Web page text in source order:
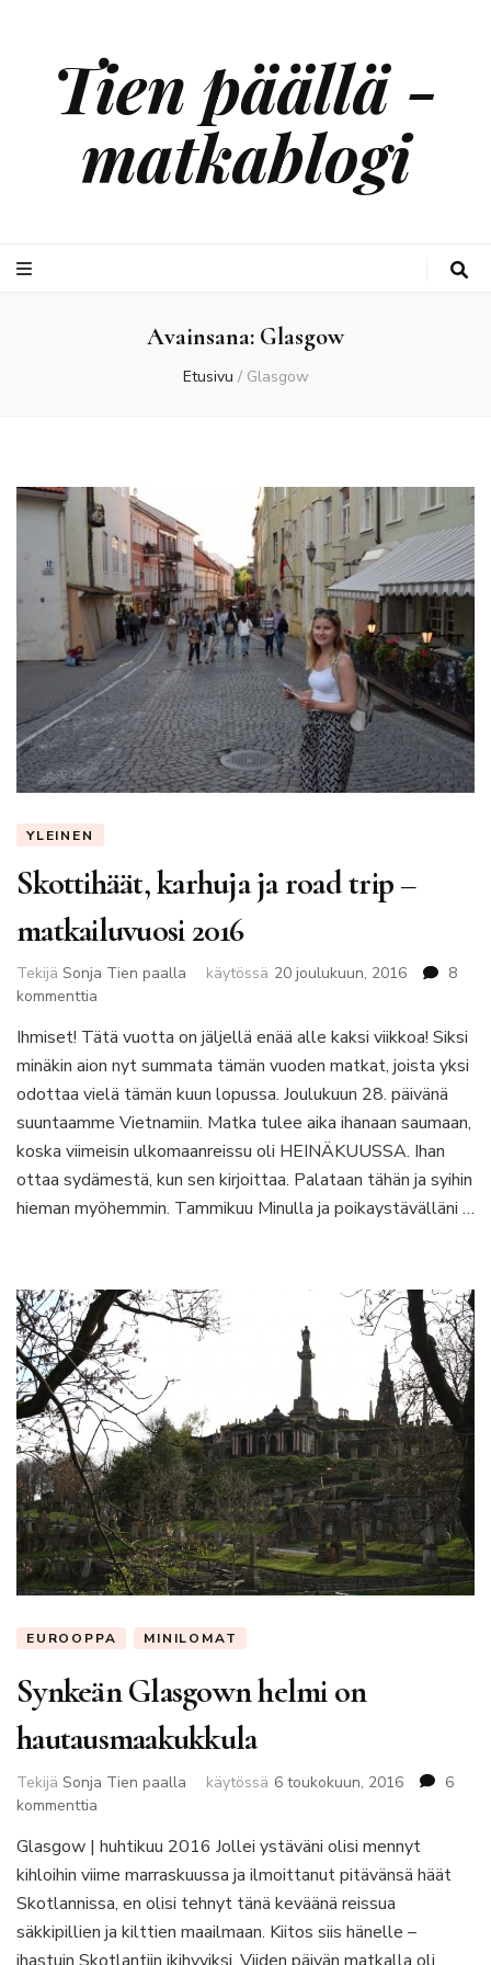
Tien päällä -
matkablogi
Avainsana: Glasgow
Etusivu / Glasgow
YLEINEN
Skottihäät, karhuja ja road trip –
matkailuvuosi 2016
Tekijä Sonja Tien paalla käytössä 20 joulukuun, 2016
8
kommenttia
karhuja
ja
road
–
matkailuvuosi
2016
Ihmiset! Tätä vuotta on jäljellä enää alle kaksi viikkoa! Siksi
minäkin aion nyt summata tämän vuoden matkat, joista yksi
odottaa vielä tämän kuun lopussa. Joulukuun 28. päivänä
suuntaamme Vietnamiin. Matka tulee aika ihanaan saumaan,
koska viimeisin ulkomaanreissu oli HEINÄKUUSSA. Ihan
ottaa sydämestä, kun sen kirjoittaa. Palataan tähän ja syihin
hieman myöhemmin. Tammikuu Minulla ja poikaystävälläni …
EUROOPPA MINILOMAT
Synkeän Glasgown helmi on
hautausmaakukkula
Tekijä Sonja Tien paalla käytössä 6 toukokuun, 2016
6
kommenttia
Glasgown
helmi
on
hautausmaakukkula
Glasgow | huhtikuu 2016 Jollei ystäväni olisi mennyt
kihloihin viime marraskuussa ja ilmoittanut pitävänsä häät
Skotlannissa, en olisi tehnyt tänä keväänä reissua
säkkipillien ja kilttien maailmaan. Kiitos siis hänelle –